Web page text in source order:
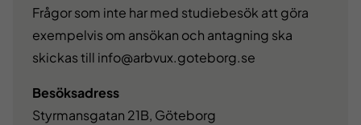
Frågor som inte har med studiebesök att göra
exempelvis om ansökan och antagning ska
skickas till info@arbvux.goteborg.se
Besöksadress
Styrmansgatan 21B, Göteborg